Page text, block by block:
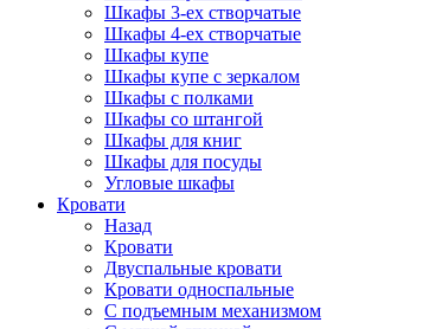
Шкафы 3-ех створчатые
Шкафы 4-ех створчатые
Шкафы купе
Шкафы купе с зеркалом
Шкафы с полками
Шкафы со штангой
Шкафы для книг
Шкафы для посуды
Угловые шкафы
Кровати
Назад
Кровати
Двуспальные кровати
Кровати односпальные
С подъемным механизмом